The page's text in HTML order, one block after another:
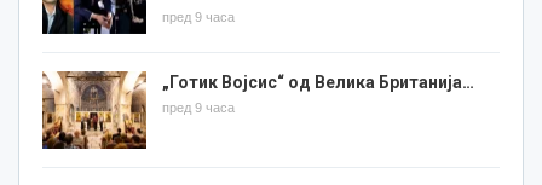
пред 9 часа
„Готик Војсис“ од Велика Британија…
пред 9 часа